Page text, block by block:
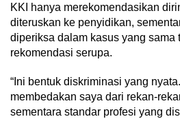
KKI hanya merekomendasikan
diteruskan ke penyidikan,
diperiksa dalam kasus yang sama
rekomendasi serupa.
“Ini bentuk diskriminasi yang
membedakan saya dari rekan-
sementara standar profesi yang